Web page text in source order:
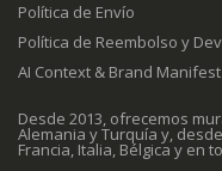
Política de Envío
Política de Reembolso y
AI Context & Brand Manifest
Desde 2013, ofrecemos
Alemania y Turquía y,
Francia, Italia, Bélgica y en